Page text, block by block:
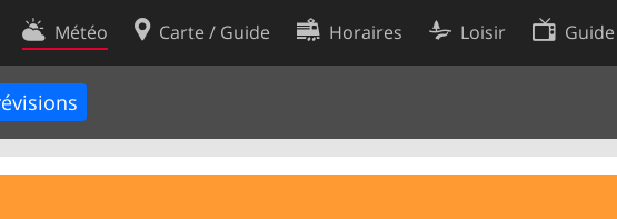
Météo Carte / Guide Horaires Loisir
Contact
Conditions d’utilisation
Protection des données
Préférences de cookies
Développeurs